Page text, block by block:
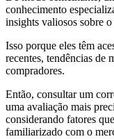
conhecimento
insights valiosos sobre
Isso porque eles têm
recentes, tendências de
compradores.
Então, consultar um
uma avaliação mais
considerando fatores
familiarizado com o